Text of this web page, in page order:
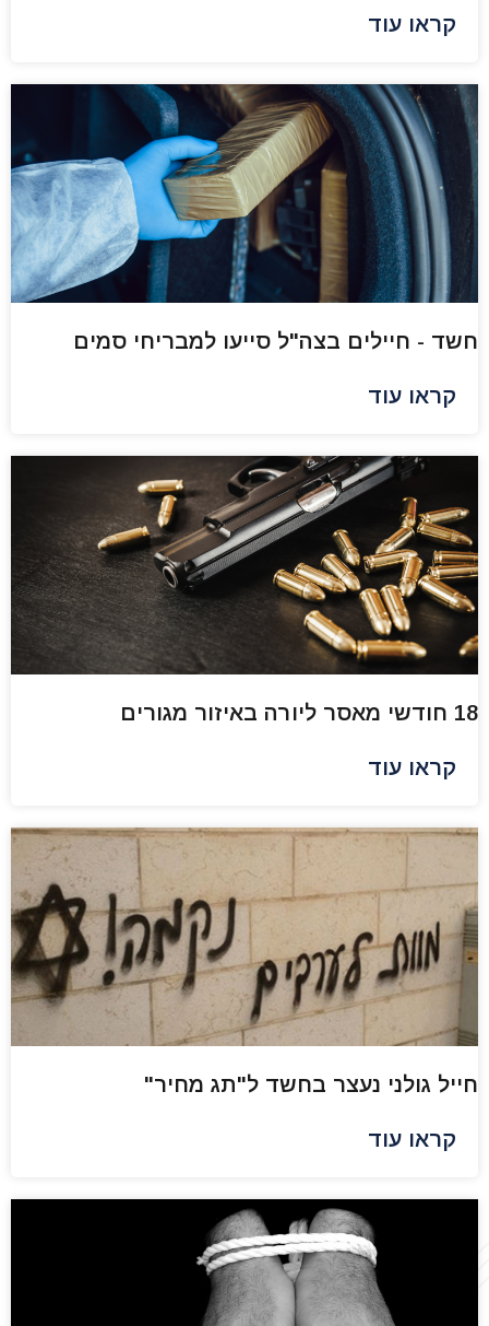
קראו עוד
חשד - חיילים בצה"ל סייעו למבריחי סמים
קראו עוד
18 חודשי מאסר ליורה באיזור מגורים
קראו עוד
חייל גולני נעצר בחשד ל"תג מחיר"
קראו עוד